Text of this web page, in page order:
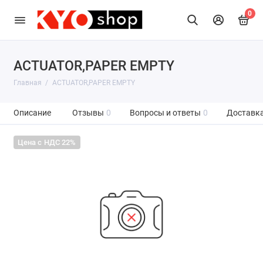
0
ACTUATOR,PAPER EMPTY
Главная ACTUATOR,PAPER EMPTY
Описание Отзывы 0 Вопросы и ответы 0
Цена с НДС 22%